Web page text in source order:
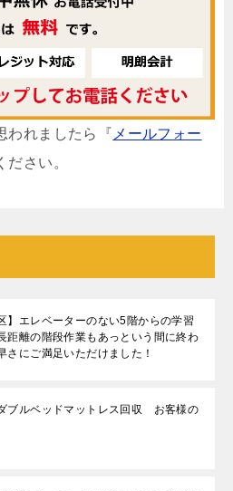
われましたら『 メールフォー
ださい。
】エレベーターのない5階からの学習
距離の階段作業もあっという間に終わ
さにご満足いただけました！
ブルベッドマットレス回収 お客様の